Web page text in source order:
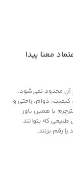
معنا پیدا
آن محدود نمی‌شود.
دوام، راحتی و
با همین باور
طبیعی که بتوانند
رقم بزنند.